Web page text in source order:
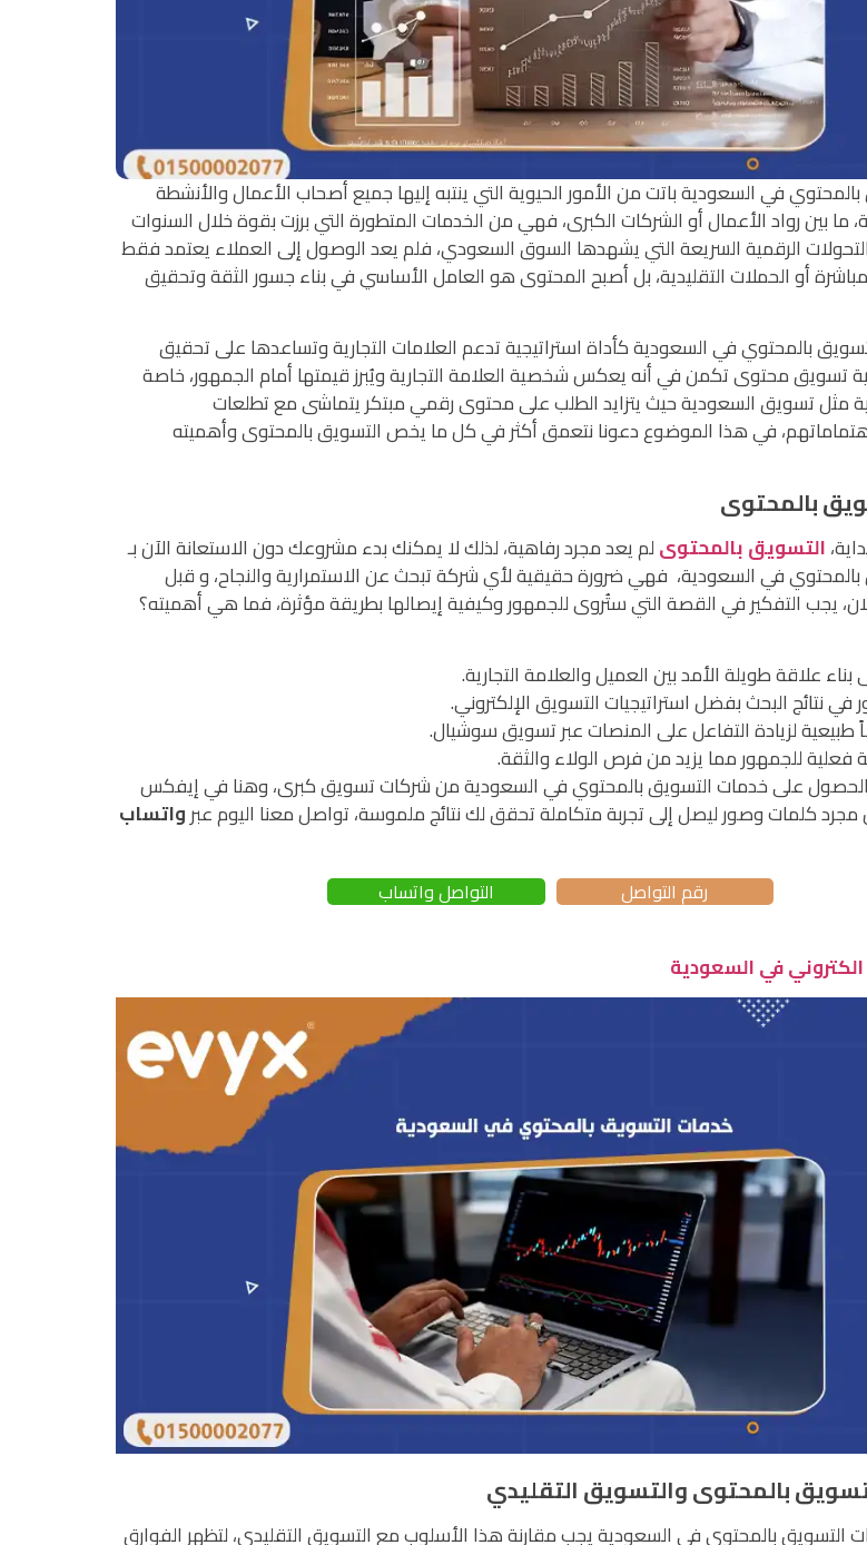
في السعودية باتت من الأمور الحيوية التي ينتبه إليها جميع أصحاب الأعمال والأنشطة
ما بين رواد الأعمال أو الشركات الكبرى، فهي من الخدمات المتطورة التي برزت بقوة خلال السنوات
الرقمية السريعة التي يشهدها السوق السعودي، فلم يعد الوصول إلى العملاء يعتمد فقط
أو الحملات التقليدية، بل أصبح المحتوى هو العامل الأساسي في بناء جسور الثقة وتحقيق
بالمحتوي في السعودية كأداة استراتيجية تدعم العلامات التجارية وتساعدها على تحقيق
تسويق محتوى تكمن في أنه يعكس شخصية العلامة التجارية ويُبرز قيمتها أمام الجمهور، خاصة
مثل تسويق السعودية حيث يتزايد الطلب على محتوى رقمي مبتكر يتماشى مع تطلعات
في هذا الموضوع دعونا نتعمق أكثر في كل ما يخص التسويق بالمحتوى وأهميته
بالمحتوى
التسويق بالمحتوىلم يعد مجرد رفاهية، لذلك لا يمكنك بدء مشروعك دون الاستعانة الآن بـ
في السعودية، فهي ضرورة حقيقية لأي شركة تبحث عن الاستمرارية والنجاح، و قبل
يجب التفكير في القصة التي ستُروى للجمهور وكيفية إيصالها بطريقة مؤثرة، فما هي أهميته؟
علاقة طويلة الأمد بين العميل والعلامة التجارية.
في نتائج البحث بفضل استراتيجيات التسويق الإلكتروني.
طبيعية لزيادة التفاعل على المنصات عبر تسويق سوشيال.
فعلية للجمهور مما يزيد من فرص الولاء والثقة.
الحصول على خدمات التسويق بالمحتوي في السعودية من شركات تسويق كبرى، وهنا في إيفكس
كلمات وصور ليصل إلى تجربة متكاملة تحقق لك نتائج ملموسة، تواصل معنا اليوم عبرواتساب
رقم التواصل التواصل واتساب
في السعودية
بالمحتوى والتسويق التقليدي
بالمحتوي في السعودية يجب مقارنة هذا الأسلوب مع التسويق التقليدي، لتظهر الفوارق